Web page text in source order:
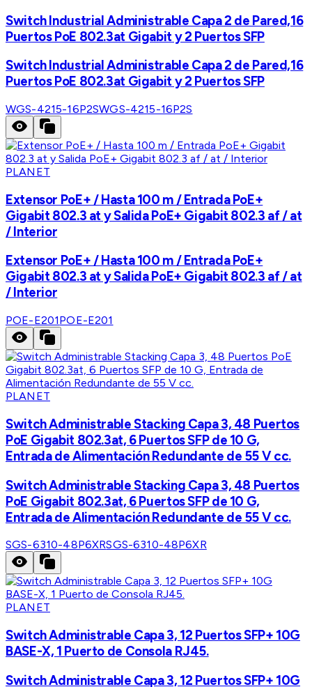
Switch Industrial Administrable Capa 2 de Pared,16
Puertos PoE 802.3at Gigabit y 2 Puertos SFP
Switch Industrial Administrable Capa 2 de Pared,16
Puertos PoE 802.3at Gigabit y 2 Puertos SFP
WGS-4215-16P2SWGS-4215-16P2S
PLANET
Extensor PoE+ / Hasta 100 m / Entrada PoE+
Gigabit 802.3 at y Salida PoE+ Gigabit 802.3 af / at
/ Interior
Extensor PoE+ / Hasta 100 m / Entrada PoE+
Gigabit 802.3 at y Salida PoE+ Gigabit 802.3 af / at
/ Interior
POE-E201POE-E201
PLANET
Switch Administrable Stacking Capa 3, 48 Puertos
PoE Gigabit 802.3at, 6 Puertos SFP de 10 G,
Entrada de Alimentación Redundante de 55 V cc.
Switch Administrable Stacking Capa 3, 48 Puertos
PoE Gigabit 802.3at, 6 Puertos SFP de 10 G,
Entrada de Alimentación Redundante de 55 V cc.
SGS-6310-48P6XRSGS-6310-48P6XR
PLANET
Switch Administrable Capa 3, 12 Puertos SFP+ 10G
BASE-X, 1 Puerto de Consola RJ45.
Switch Administrable Capa 3, 12 Puertos SFP+ 10G